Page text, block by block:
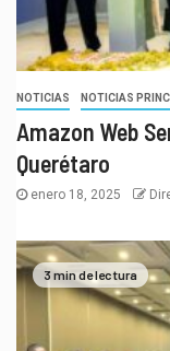
NOTICIAS NOTICIAS
Amazon Web
Querétaro
enero 18, 2025
3 min de lectura